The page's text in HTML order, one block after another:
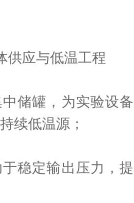
供应与低温工程
储罐，为实验设
续低温源；
稳定输出压力，